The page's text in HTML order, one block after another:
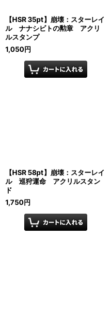
【HSR 35pt】崩壊：スターレイ
ル ナナシビトの勲章 アクリ
ルスタンプ
1,050円
【HSR 58pt】崩壊：スターレイ
ル 巡狩運命 アクリルスタン
ド
1,750円